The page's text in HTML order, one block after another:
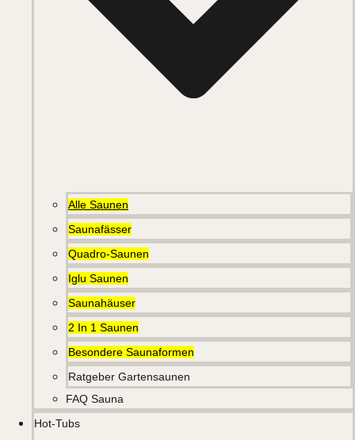
Alle Saunen
Saunafässer
Quadro-Saunen
Iglu Saunen
Saunahäuser
2 In 1 Saunen
Besondere Saunaformen
Ratgeber Gartensaunen
FAQ Sauna
Hot-Tubs